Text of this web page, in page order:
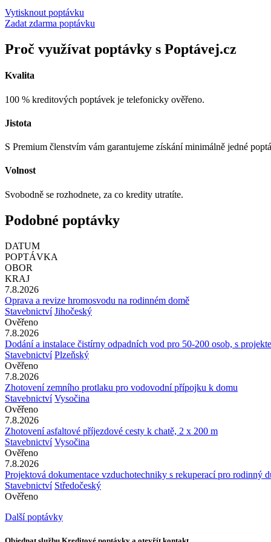
Vytisknout poptávku
Zadat zdarma poptávku
Proč využívat poptávky s Poptávej.cz
Kvalita
100 % kreditových poptávek je telefonicky ověřeno.
Jistota
S Premium členstvím vám garantujeme získání minimálně jedné
Volnost
Svobodně se rozhodnete, za co kredity utratíte.
Podobné poptávky
DATUM
POPTÁVKA
OBOR
KRAJ
7.8.2026
Oprava a revize hromosvodu na rodinném domě
Stavebnictví Jihočeský
Ověřeno
7.8.2026
Dodání a instalace čistírny odpadních vod pro 50-200 osob, s
Stavebnictví Plzeňský
Ověřeno
7.8.2026
Zhotovení zemního protlaku pro vodovodní přípojku k domu
Stavebnictví Vysočina
Ověřeno
7.8.2026
Zhotovení asfaltové příjezdové cesty k chatě, 2 x 200 m
Stavebnictví Vysočina
Ověřeno
7.8.2026
Projektová dokumentace vzduchotechniky s rekuperací pro rodinný
Stavebnictví Středočeský
Ověřeno
Další poptávky